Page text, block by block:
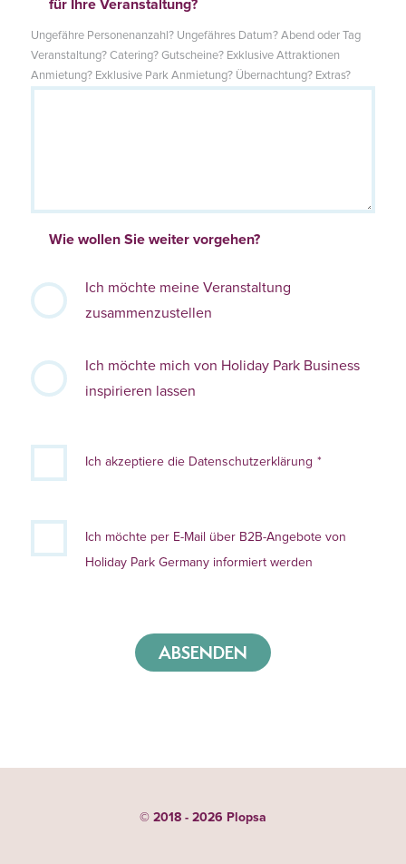
für Ihre Veranstaltung?
Ungefähre Personenanzahl? Ungefähres Datum? Abend oder Tag
Veranstaltung? Catering? Gutscheine? Exklusive Attraktionen
Anmietung? Exklusive Park Anmietung? Übernachtung? Extras?
Wie wollen Sie weiter vorgehen?
Ich möchte meine Veranstaltung
zusammenzustellen
Ich möchte mich von Holiday Park Business
inspirieren lassen
Ich akzeptiere die Datenschutzerklärung
Ich möchte per E-Mail über B2B-Angebote von
Holiday Park Germany informiert werden
ABSENDEN
© 2018 - 2026 Plopsa